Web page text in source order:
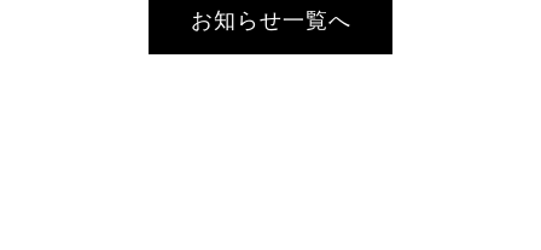
お知らせ一覧へ